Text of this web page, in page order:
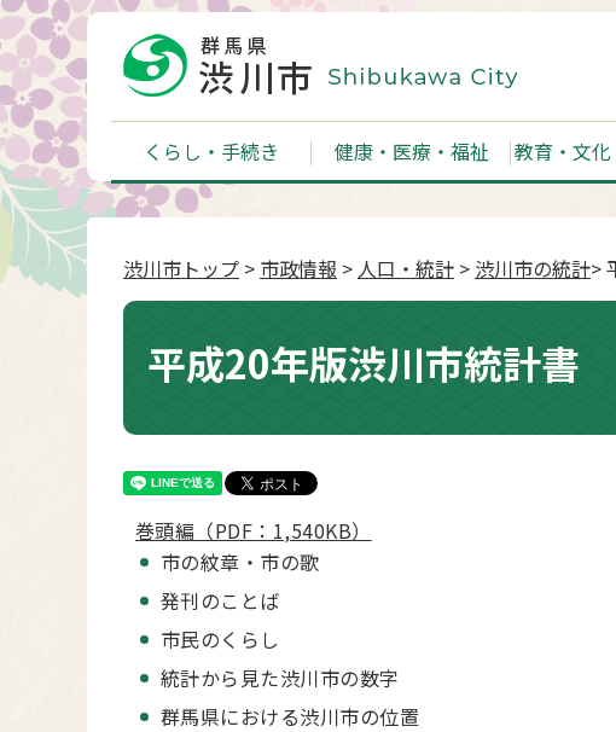
くらし・手続き 健康・医療・福祉 教育・文
渋川市トップ > 市政情報 > 人口・統計 > 渋川市の統計>
平成20年版渋川市統計書
巻頭編（PDF：1,540KB）
市の紋章・市の歌
発刊のことば
市民のくらし
統計から見た渋川市の数字
群馬県における渋川市の位置